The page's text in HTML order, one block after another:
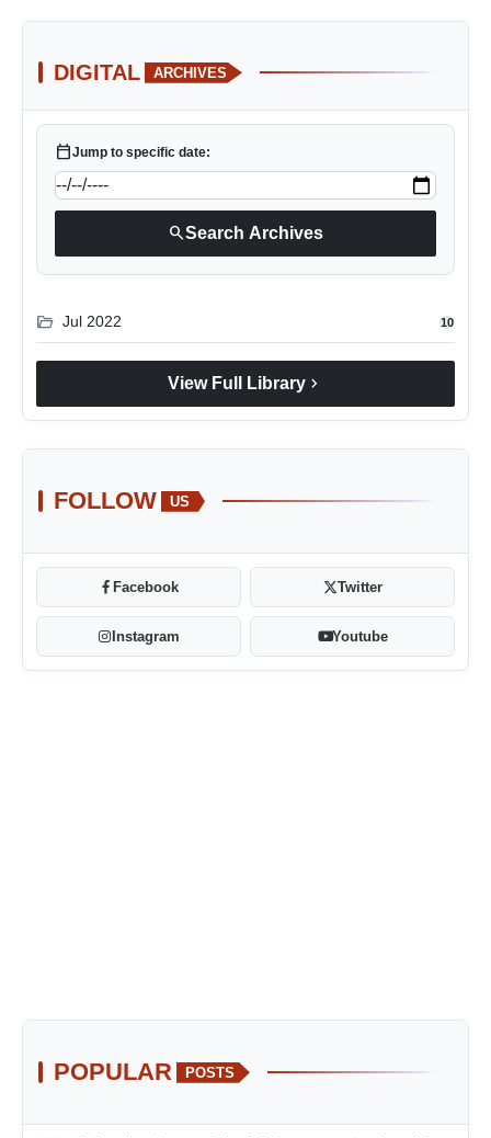
DIGITAL ARCHIVES
calendar_todayJump to specific date:
searchSearch Archives
folder_open Jul 2022 10
View Full Library chevron_right
FOLLOW US
Facebook Twitter
Instagram Youtube
POPULAR POSTS